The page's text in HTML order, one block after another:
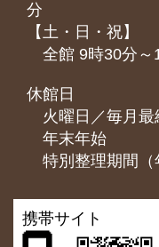
分
【土・日・祝】
全館 9時30分～
休館日
火曜日／毎月最
年末年始
特別整理期間（
携帯サイト